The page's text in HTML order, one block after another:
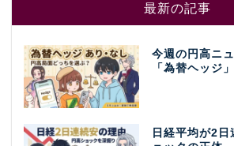
最新の記事
今週の円高ニ
「為替ヘッジ
日経平均が2